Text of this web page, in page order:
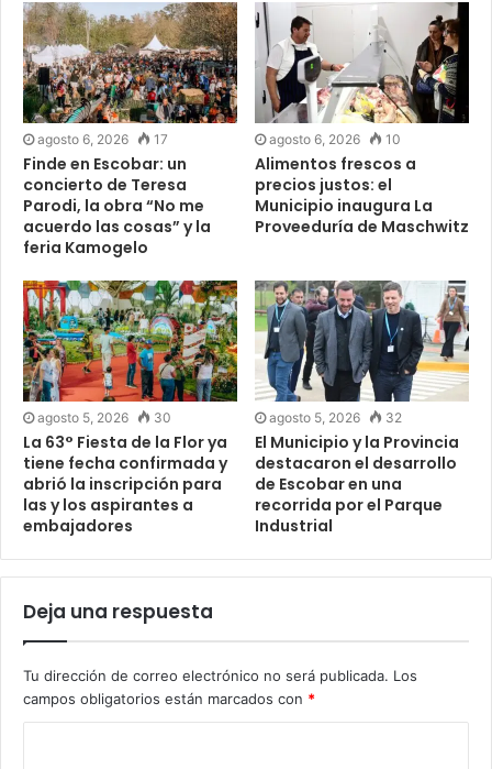
agosto 6, 2026 17
Finde en Escobar: un
concierto de Teresa
Parodi, la obra “No me
acuerdo las cosas” y la
feria Kamogelo
agosto 6, 2026 10
Alimentos frescos a
precios justos: el
Municipio inaugura La
Proveeduría de Maschwitz
agosto 5, 2026 30
La 63° Fiesta de la Flor ya
tiene fecha confirmada y
abrió la inscripción para
las y los aspirantes a
embajadores
agosto 5, 2026 32
El Municipio y la Provincia
destacaron el desarrollo
de Escobar en una
recorrida por el Parque
Industrial
Deja una respuesta
Tu dirección de correo electrónico no será publicada. Los
campos obligatorios están marcados con *